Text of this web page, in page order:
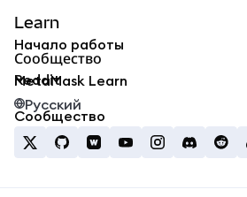
Learn
Начало работы
MetaMask Learn
Сообщество
Reddit
Сообщество
Русский